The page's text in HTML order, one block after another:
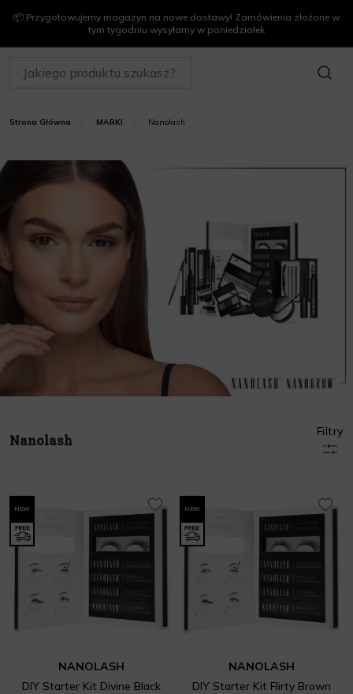
📦 Przygotowujemy magazyn na nowe dostawy! Zamówienia złożone w
tym tygodniu wysyłamy w poniedziałek
SZUKAJ
Strona Główna MARKI Nanolash
Nanolash
Filtry
NEW
NANOLASH
DIY Starter Kit Divine Black
NEW
NANOLASH
DIY Starter Kit Flirty Brown